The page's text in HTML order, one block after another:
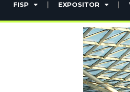
FISP EXPOSITOR